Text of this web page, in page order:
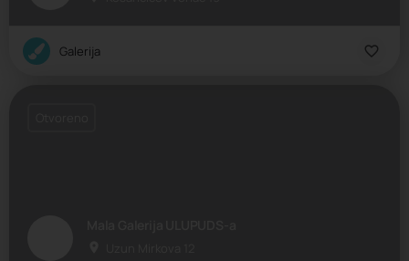
Galerija